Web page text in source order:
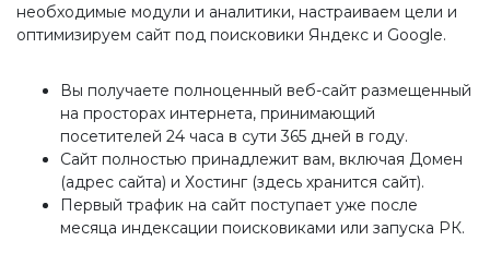
необходимые модули и аналитики, настраиваем цели и
оптимизируем сайт под поисковики Яндекс и Google.
Вы получаете полноценный веб-сайт размещенный
на просторах интернета, принимающий
посетителей 24 часа в сути 365 дней в году.
Сайт полностью принадлежит вам, включая Домен
(адрес сайта) и Хостинг (здесь хранится сайт).
Первый трафик на сайт поступает уже после
месяца индексации поисковиками или запуска РК.